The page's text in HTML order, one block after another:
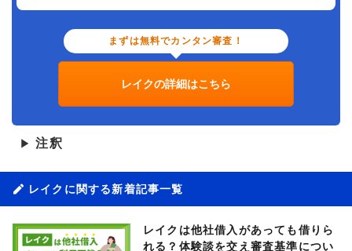
まずは無料でカンタン審査！
レイクの詳細はこちら
▶ 注釈
レイクに関する新着記事一覧
レイクは他社借入があっても借りら
れる？体験談を交え審査基準につい